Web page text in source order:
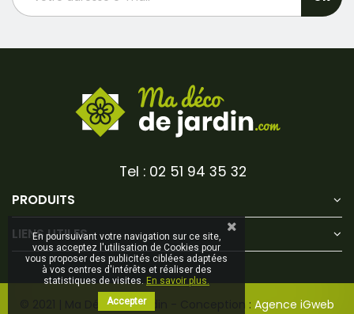
Tel : 02 51 94 35 32
PRODUITS
LIENS UTILES
© 2021 | Ma Déco de Jardin - Conception : Agence iGweb
En poursuivant votre navigation sur ce site,
vous acceptez l'utilisation de Cookies pour
vous proposer des publicités ciblées adaptées
à vos centres d'intérêts et réaliser des
statistiques de visites. En savoir plus.
Accepter